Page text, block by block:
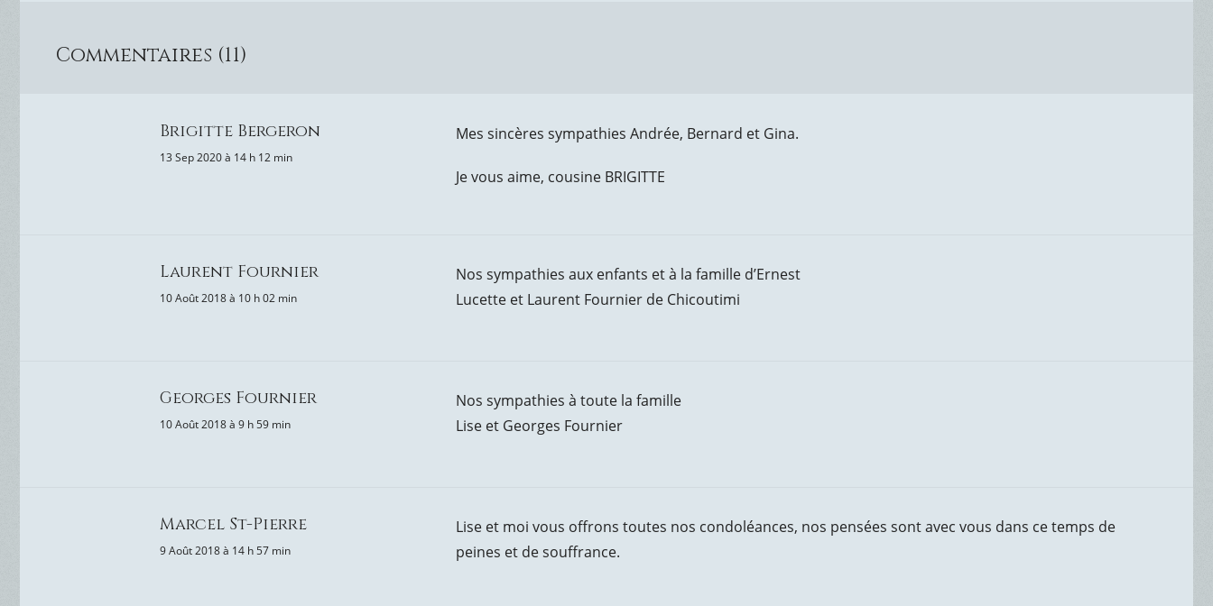
Commentaires (11)
Brigitte Bergeron
13 Sep 2020 à 14 h 12 min
Mes sincères sympathies Andrée, Bernard et Gina.
Je vous aime, cousine BRIGITTE
Laurent Fournier
10 Août 2018 à 10 h 02 min
Nos sympathies aux enfants et à la famille d’Ernest
Lucette et Laurent Fournier de Chicoutimi
Georges Fournier
10 Août 2018 à 9 h 59 min
Nos sympathies à toute la famille
Lise et Georges Fournier
Marcel St-Pierre
9 Août 2018 à 14 h 57 min
Lise et moi vous offrons toutes nos condoléances, nos pensées sont avec vous dans ce temps de
peines et de souffrance.